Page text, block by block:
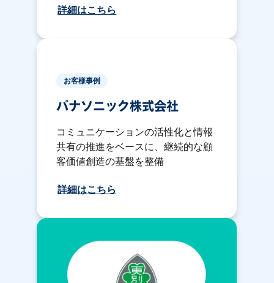
詳細はこちら
お客様事例
パナソニック株式会社
コミュニケーションの活性化と情報
共有の推進をベースに、継続的な顧
客価値創造の基盤を整備
詳細はこちら